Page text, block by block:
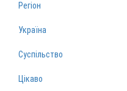
Регіон
Україна
Суспільство
Цікаво